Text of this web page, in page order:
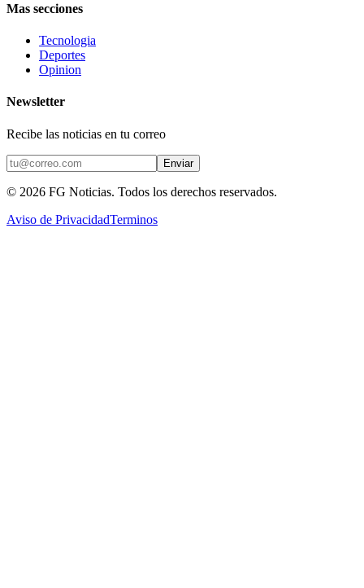
Mas secciones
Tecnologia
Deportes
Opinion
Newsletter
Recibe las noticias en tu correo
Enviar
© 2026 FG Noticias. Todos los derechos reservados.
Aviso de PrivacidadTerminos